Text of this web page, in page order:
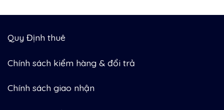
Quy Định thuê
Chính sách kiểm hàng & đổi trả
Chính sách giao nhận